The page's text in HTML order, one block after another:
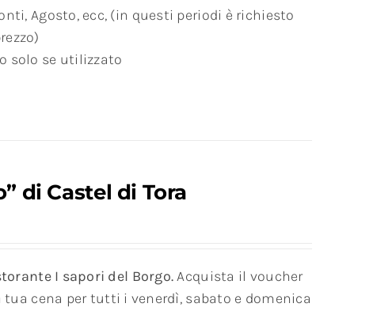
Agosto, ecc, (in questi periodi è richiesto
solo se utilizzato
di Castel di Tora
I sapori del Borgo.Acquista il voucher
tua cena per tutti i venerdì, sabato e domenica